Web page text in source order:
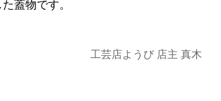
蓋物です。
工芸店ようび 店主 真木